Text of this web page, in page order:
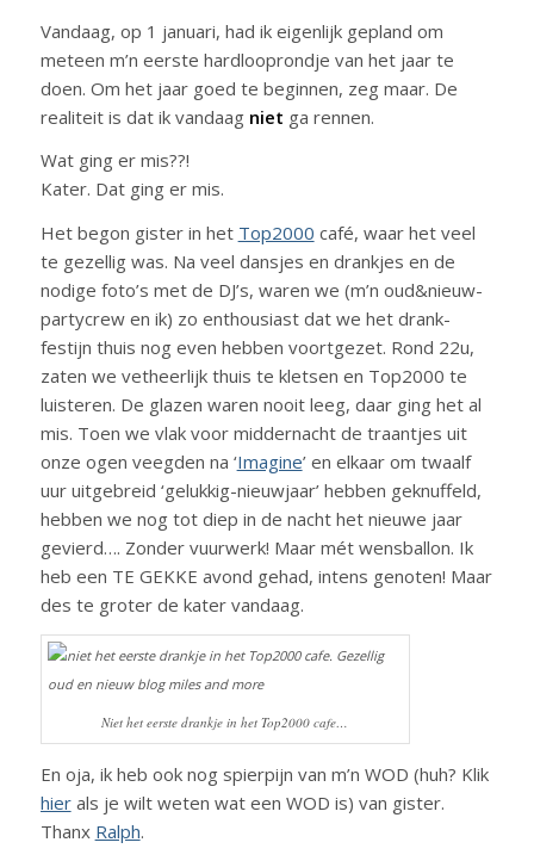
Vandaag, op 1 januari, had ik eigenlijk gepland om
meteen m’n eerste hardlooprondje van het jaar te
doen. Om het jaar goed te beginnen, zeg maar. De
realiteit is dat ik vandaag niet ga rennen.
Wat ging er mis??!
Kater. Dat ging er mis.
Het begon gister in het Top2000 café, waar het veel
te gezellig was. Na veel dansjes en drankjes en de
nodige foto’s met de DJ’s, waren we (m’n oud&nieuw-
partycrew en ik) zo enthousiast dat we het drank-
festijn thuis nog even hebben voortgezet. Rond 22u,
zaten we vetheerlijk thuis te kletsen en Top2000 te
luisteren. De glazen waren nooit leeg, daar ging het al
mis. Toen we vlak voor middernacht de traantjes uit
onze ogen veegden na ‘Imagine’ en elkaar om twaalf
uur uitgebreid ‘gelukkig-nieuwjaar’ hebben geknuffeld,
hebben we nog tot diep in de nacht het nieuwe jaar
gevierd…. Zonder vuurwerk! Maar mét wensballon. Ik
heb een TE GEKKE avond gehad, intens genoten! Maar
des te groter de kater vandaag.
Niet het eerste drankje in het Top2000 cafe…
En oja, ik heb ook nog spierpijn van m’n WOD (huh? Klik
hierals je wilt weten wat een WOD is) van gister.
Thanx Ralph.